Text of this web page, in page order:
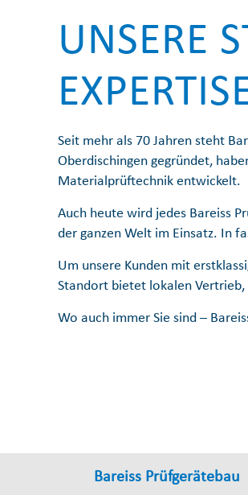
UNSERE
Seit mehr als 70 Jahren steht
Oberdischingen gegründet,
Materialprüftechnik entwickelt.
Auch heute wird jedes Bareiss
der ganzen Welt im Einsatz. In
Um unsere Kunden mit
Standort bietet lokalen Vertrieb,
Wo auch immer Sie sind –
Bareiss Prüfgerätebau